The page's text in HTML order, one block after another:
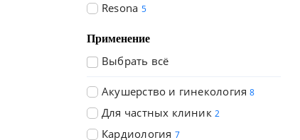
Resona 5
Применение
Выбрать всё
Акушерство и гинекология 8
Для частных клиник 2
Кардиология 7